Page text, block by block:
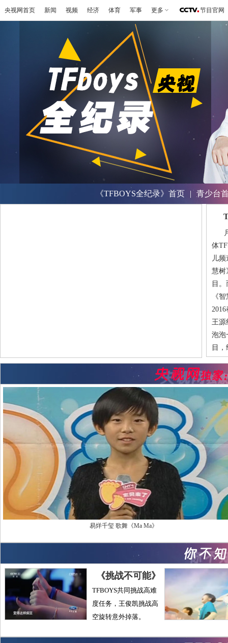
央视网首页 新闻 视频 经济 体育 军事 更多 节目官网
《TFBOYS全纪录》首页 | 青少台
月
体
儿
慧树
目
《
王源
泡泡
目
易烊千玺 歌舞《Ma Ma》
《挑战不可能》
TFBOYS共同挑战高难
度任务，王俊凯挑战高
空旋转意外掉落。